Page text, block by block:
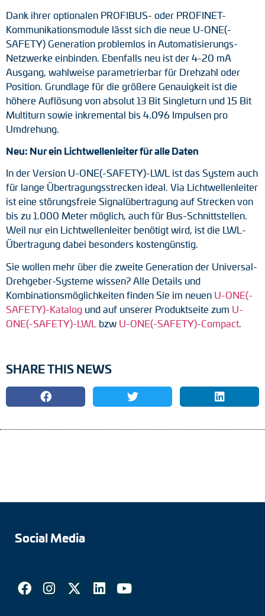
Dank ihrer optionalen PROFIBUS- oder PROFINET-
Kommunikationsmodule lässt sich die neue U-ONE(-
SAFETY) Generation problemlos in Automatisierungs-
Netzwerke einbinden. Ebenfalls neu ist der 4-20 mA
Ausgang, wahlweise parametrierbar für Drehzahl oder
Position. Grundlage für die größere Genauigkeit ist die
höhere Auflösung von absolut 13 Bit Singleturn und 15 Bit
Multiturn sowie inkremental bis 4.096 Impulsen pro
Umdrehung.
Neu: Nur ein Lichtwellenleiter für alle Daten
In der Version U-ONE(-SAFETY)-LWL ist das System auch
für lange Übertragungsstrecken ideal. Via Lichtwellenleiter
ist eine störungsfreie Signalübertragung auf Strecken von
bis zu 1.000 Meter möglich, auch für Bus-Schnittstellen.
Weil nur ein Lichtwellenleiter benötigt wird, ist die LWL-
Übertragung dabei besonders kostengünstig.
Sie wollen mehr über die zweite Generation der Universal-
Drehgeber-Systeme wissen? Alle Details und
Kombinationsmöglichkeiten finden Sie im neuen U-ONE(-
SAFETY)-Katalog und auf unserer Produktseite zum U-
ONE(-SAFETY)-LWL bzw U-ONE(-SAFETY)-Compact.
SHARE THIS NEWS
Social Media